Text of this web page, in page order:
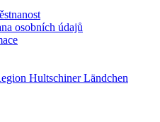
osobních údajů
Hultschiner Ländchen